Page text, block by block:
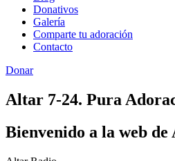
Donativos
Galería
Comparte tu adoración
Contacto
Donar
Altar 7-24. Pura
Bienvenido a la web